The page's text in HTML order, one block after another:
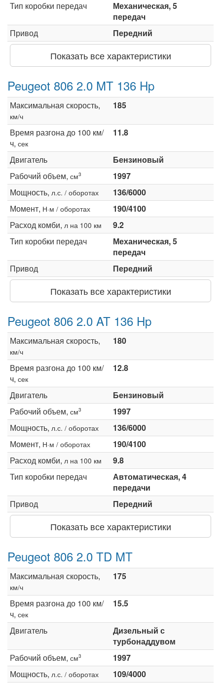
Тип коробки передач
Механическая, 5
передач
Привод
Передний
Показать все характеристики
Peugeot 806 2.0 MT 136 Hp
Максимальная скорость,
км/ч
185
Время разгона до 100 км/
ч, сек
11.8
Двигатель
Бензиновый
Рабочий объем, см3
1997
Мощность, л.с. / оборотах
136/6000
Момент, Н·м / оборотах
190/4100
Расход комби, л на 100 км
9.2
Тип коробки передач
Механическая, 5
передач
Привод
Передний
Показать все характеристики
Peugeot 806 2.0 AT 136 Hp
Максимальная скорость,
км/ч
180
Время разгона до 100 км/
ч, сек
12.8
Двигатель
Бензиновый
Рабочий объем, см3
1997
Мощность, л.с. / оборотах
136/6000
Момент, Н·м / оборотах
190/4100
Расход комби, л на 100 км
9.8
Тип коробки передач
Автоматическая, 4
передачи
Привод
Передний
Показать все характеристики
Peugeot 806 2.0 TD MT
Максимальная скорость,
км/ч
175
Время разгона до 100 км/
ч, сек
15.5
Двигатель
Дизельный с
турбонаддувом
Рабочий объем, см3
1997
Мощность, л.с. / оборотах
109/4000